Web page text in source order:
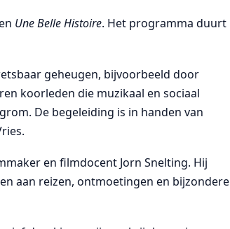
Une Belle Histoire. Het programma duurt
geheugen, bijvoorbeeld door
koorleden die muzikaal en sociaal
De begeleiding is in handen van
en filmdocent Jorn Snelting. Hij
aan reizen, ontmoetingen en bijzondere